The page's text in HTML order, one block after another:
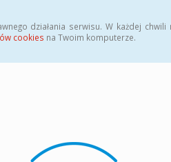
działania serwisu. W każdej chwili
cookies na Twoim komputerze.